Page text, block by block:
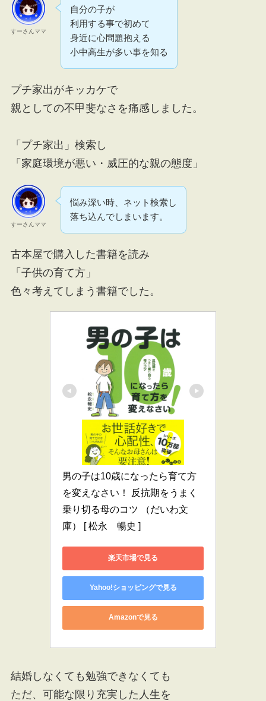
すーさんママ
自分の子が
利用する事で初めて
身近に心問題抱える
小中高生が多い事を知る
プチ家出がキッカケで
親としての不甲斐なさを痛感しました。
「プチ家出」検索し
「家庭環境が悪い・威圧的な親の態度」
すーさんママ
悩み深い時、ネット検索し
落ち込んでしまいます。
古本屋で購入した書籍を読み
「子供の育て方」
色々考えてしまう書籍でした。
男の子は10歳になったら育て方
を変えなさい！ 反抗期をうまく
乗り切る母のコツ （だいわ文
庫） [ 松永　暢史 ]
楽天市場で見る
Yahoo!ショッピングで見る
Amazonで見る
結婚しなくても勉強できなくても
ただ、可能な限り充実した人生を